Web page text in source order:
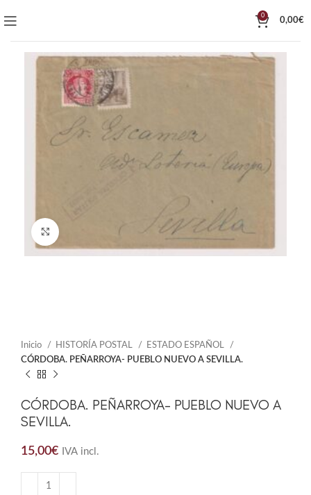
0
0,00€
Inicio HISTORÍA POSTAL
ESTADO ESPAÑOL
CÓRDOBA. PEÑARROYA- PUEBLO NUEVO A SEVILLA.
CÓRDOBA. PEÑARROYA- PUEBLO NUEVO A
SEVILLA.
15,00€ IVA incl.